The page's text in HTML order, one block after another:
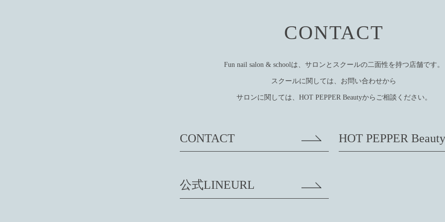
CONTACT
Fun nail salon & schoolは、サロンとスクールの二面性を持つ店舗です。
スクールに関しては、お問い合わせから
サロンに関しては、HOT PEPPER Beautyからご相談ください。
CONTACT HOT PEPPER Beauty
公式LINEURL